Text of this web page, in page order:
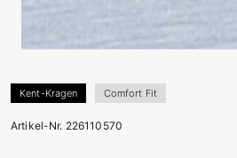
Kent-Kragen Comfort Fit
Artikel-Nr. 226110570